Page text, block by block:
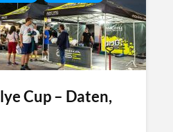
Cup – Daten,